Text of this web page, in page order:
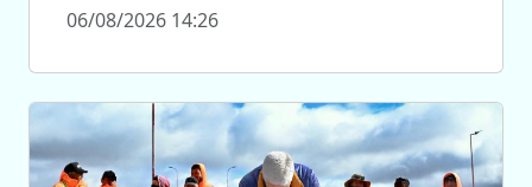
06/08/2026 14:26